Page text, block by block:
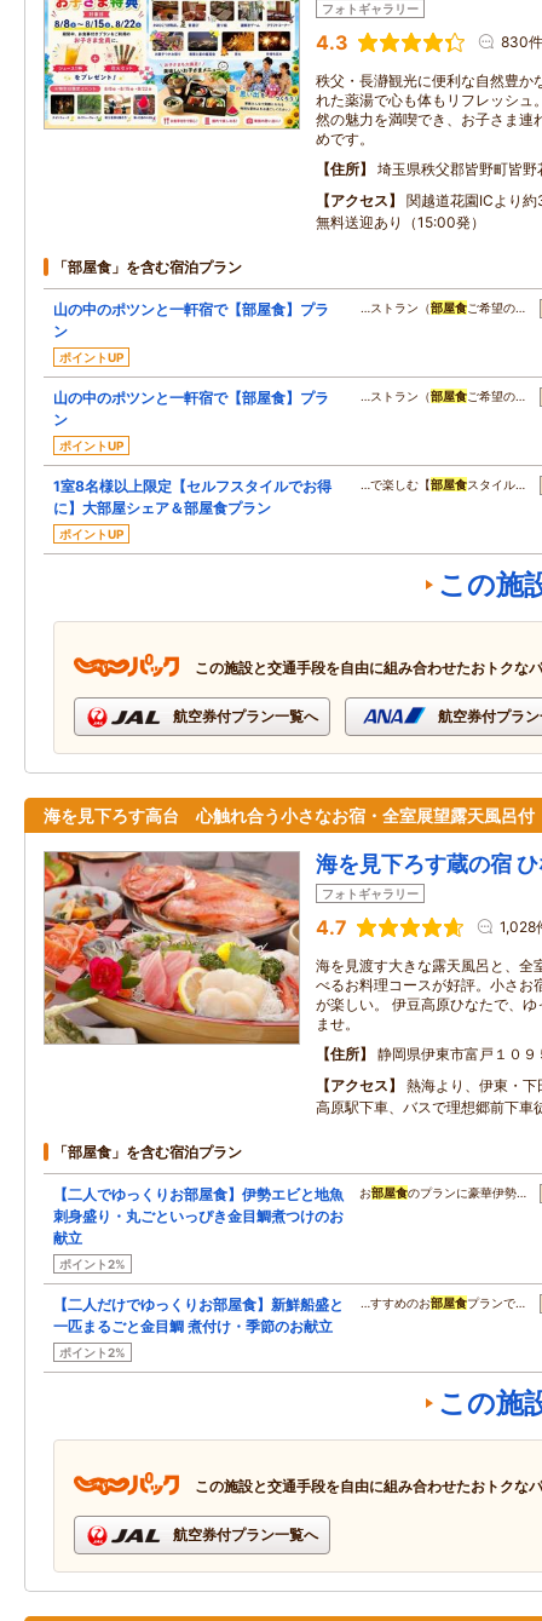
フォトギャラリー
4.3 830件
秩父・長瀞観光に便利な自然豊か
れた薬湯で心も体もリフレッシュ
然の魅力を満喫でき、お子さま連
めです。
住所
埼玉県秩父郡皆野町皆
アクセス
関越道花園ICより
無料送迎あり（15:00発）
「部屋食」を含む宿泊プラン
山の中のポツンと一軒宿で【部屋食】プラ
ン
ポイントUP
…ストラン（部屋食ご希望の…
山の中のポツンと一軒宿で【部屋食】プラ
ン
ポイントUP
…ストラン（部屋食ご希望の…
1室8名様以上限定【セルフスタイルでお得
に】大部屋シェア＆部屋食プラン
ポイントUP
…で楽しむ【部屋食スタイル…
この施
この施設と交通手段を自由に組み合わせたおトクな
航空券付プラン一覧へ 航空券付プラ
海を見下ろす高台 心触れ合う小さなお宿・全室展望露天風呂付
海を見下ろす蔵の宿
フォトギャラリー
4.7 1,028
海を見渡す大きな露天風呂と、全
べるお料理コースが好評。小さお
が楽しい。 伊豆高原ひなたで、
ませ。
住所
静岡県伊東市富戸１０９
アクセス
熱海より、伊東・
高原駅下車、バスで理想郷前
「部屋食」を含む宿泊プラン
【二人でゆっくりお部屋食】伊勢エビと地魚
刺身盛り・丸ごといっぴき金目鯛煮つけのお
献立
ポイント2%
お部屋食のプランに豪華伊勢…
【二人だけでゆっくりお部屋食】新鮮船盛と
一匹まるごと金目鯛 煮付け・季節のお献立
ポイント2%
…すすめのお部屋食プランで…
この施
この施設と交通手段を自由に組み合わせたおトクな
航空券付プラン一覧へ